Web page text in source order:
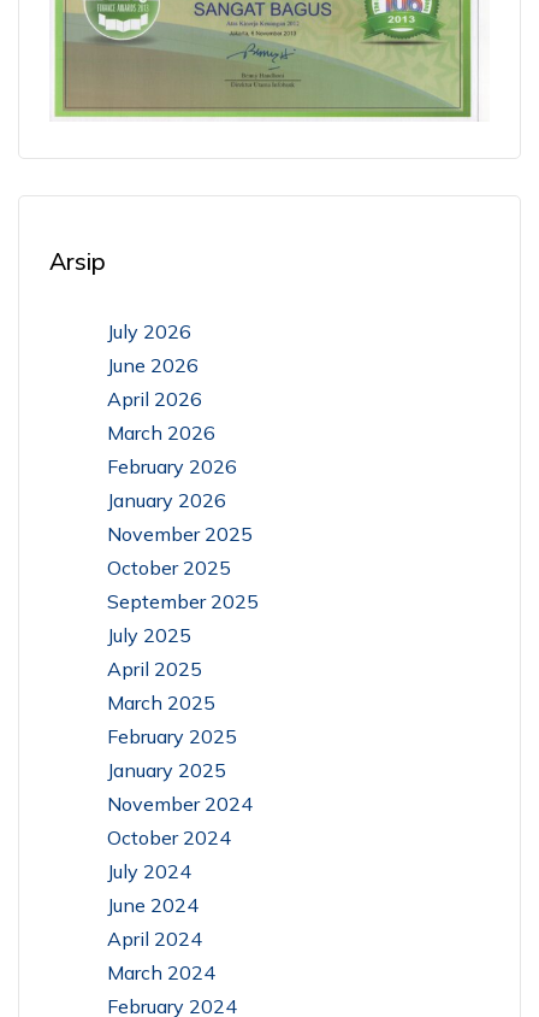
Arsip
July 2026
June 2026
April 2026
March 2026
February 2026
January 2026
November 2025
October 2025
September 2025
July 2025
April 2025
March 2025
February 2025
January 2025
November 2024
October 2024
July 2024
June 2024
April 2024
March 2024
February 2024